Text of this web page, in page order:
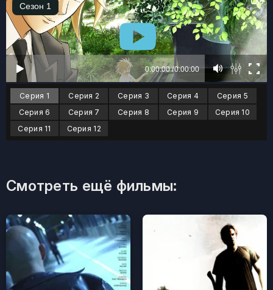
Серия 1 Серия 2 Серия 3 Серия 4
Серия 5
Серия 6
Серия 7 Серия 8 Серия 9
Серия 10
Серия 11
Серия 12
Смотреть ещё фильмы: